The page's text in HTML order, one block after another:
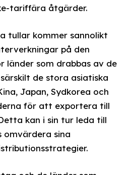
tariffära åtgärder.
tullar kommer sannolikt
på den
länder som drabbas av de
de stora asiatiska
Japan, Sydkorea och
för att exportera till
kan i sin tur leda till
sina